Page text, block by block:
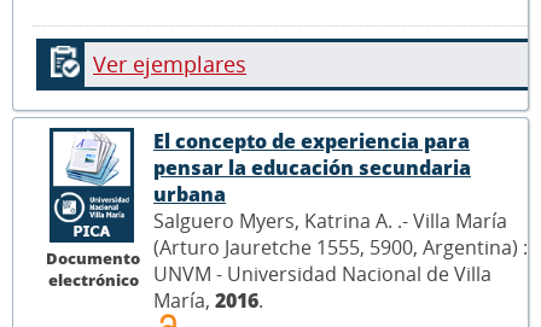
Ver ejemplares
Documento
electrónico
El concepto de experiencia para
pensar la educación secundaria
urbana
Salguero Myers, Katrina A. .- Villa María
(Arturo Jauretche 1555, 5900, Argentina) :
UNVM - Universidad Nacional de Villa
María, 2016.